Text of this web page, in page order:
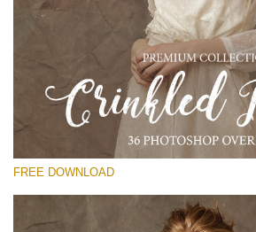
Prosím vyberte
Free Photoshop Overlay
Small 800*533px
Сrinkled Paper
(36 Overlays)
Entire Collection
FREE DOWNLOAD